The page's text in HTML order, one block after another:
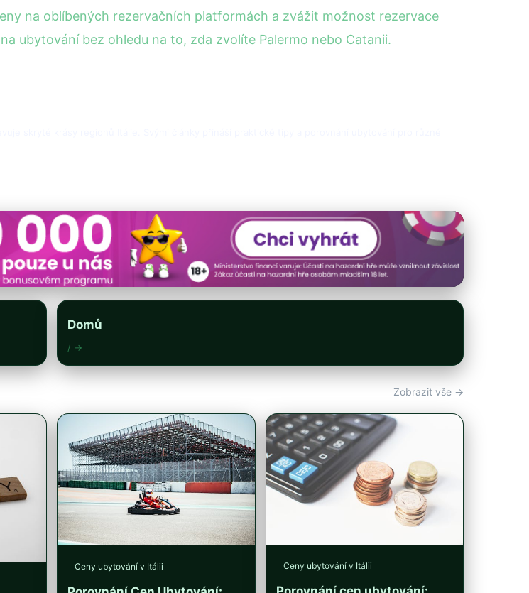
na oblíbených rezervačních platformách a zvážit možnost rezervace
ubytování bez ohledu na to, zda zvolíte Palermo nebo Catanii.
Domů
/ →
Zobrazit vše →
Ceny ubytování v Itálii Ceny ubytování v Itálii